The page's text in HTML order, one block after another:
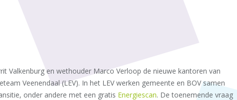
Valkenburg en wethouder Marco Verloop de nieuwe kantoren van
Veenendaal (LEV). In het LEV werken gemeente en BOV samen
onder andere met een gratis Energiescan. De toenemende vraag